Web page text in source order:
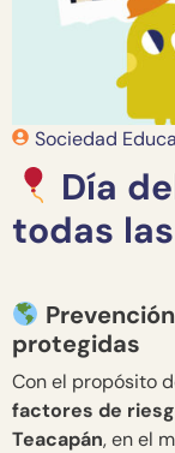
Sociedad
Día
todas
protegidas
Con el propósito
factores de
Teacapán, en el